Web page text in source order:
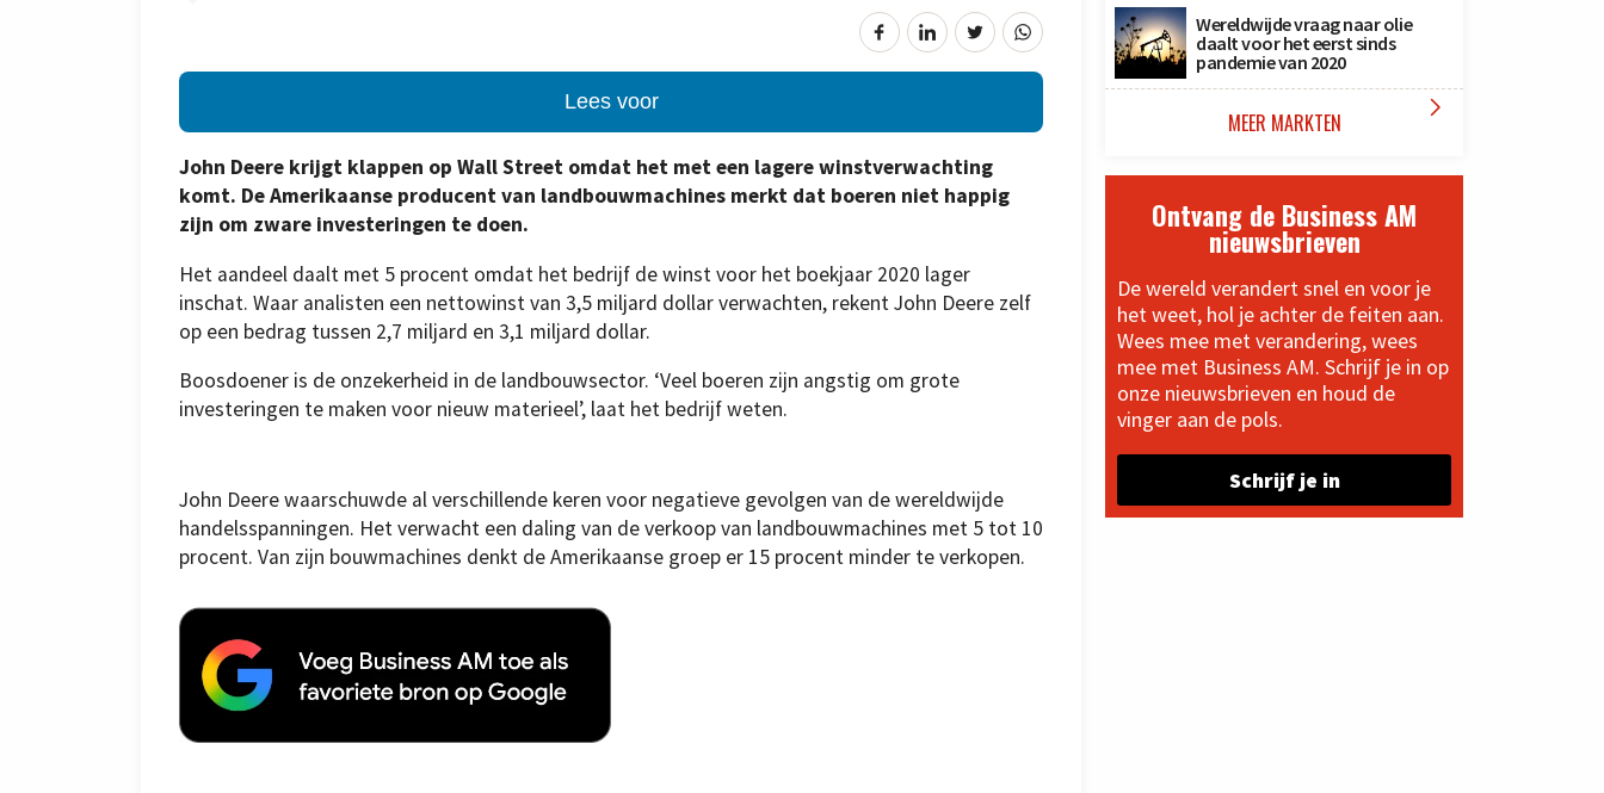
Lees voor
John Deere krijgt klappen op Wall Street omdat het met een lagere winstverwachting
komt. De Amerikaanse producent van landbouwmachines merkt dat boeren niet happig
zijn om zware investeringen te doen.
Het aandeel daalt met 5 procent omdat het bedrijf de winst voor het boekjaar 2020 lager
inschat. Waar analisten een nettowinst van 3,5 miljard dollar verwachten, rekent John Deere zelf
op een bedrag tussen 2,7 miljard en 3,1 miljard dollar.
Boosdoener is de onzekerheid in de landbouwsector. ‘Veel boeren zijn angstig om grote
investeringen te maken voor nieuw materieel’, laat het bedrijf weten.
John Deere waarschuwde al verschillende keren voor negatieve gevolgen van de wereldwijde
handelsspanningen. Het verwacht een daling van de verkoop van landbouwmachines met 5 tot 10
procent. Van zijn bouwmachines denkt de Amerikaanse groep er 15 procent minder te verkopen.
Wereldwijde vraag naar olie
daalt voor het eerst sinds
pandemie van 2020
MEER MARKTEN 
Ontvang de Business AM
nieuwsbrieven
De wereld verandert snel en voor je
het weet, hol je achter de feiten aan.
Wees mee met verandering, wees
mee met Business AM. Schrijf je in op
onze nieuwsbrieven en houd de
vinger aan de pols.
Schrijf je in